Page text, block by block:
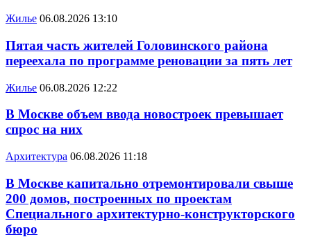
Жилье 06.08.2026 13:10
Пятая часть жителей Головинского района
переехала по программе реновации за пять лет
Жилье 06.08.2026 12:22
В Москве объем ввода новостроек превышает
спрос на них
Архитектура 06.08.2026 11:18
В Москве капитально отремонтировали свыше
200 домов, построенных по проектам
Специального архитектурно-конструкторского
бюро